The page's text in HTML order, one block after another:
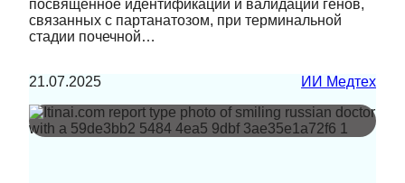
посвященное идентификации и валидации генов,
связанных с партанатозом, при терминальной
стадии почечной…
21.07.2025 ИИ Медтех